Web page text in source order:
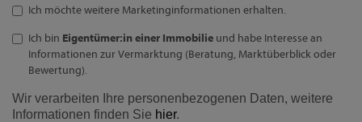
Ich möchte weitere Marketinginformationen erhalten.
Ich bin Eigentümer:in einer Immobilie und habe Interesse an
Informationen zur Vermarktung (Beratung, Marktüberblick oder
Bewertung).
Wir verarbeiten Ihre personenbezogenen Daten, weitere
Informationen finden Sie hier.